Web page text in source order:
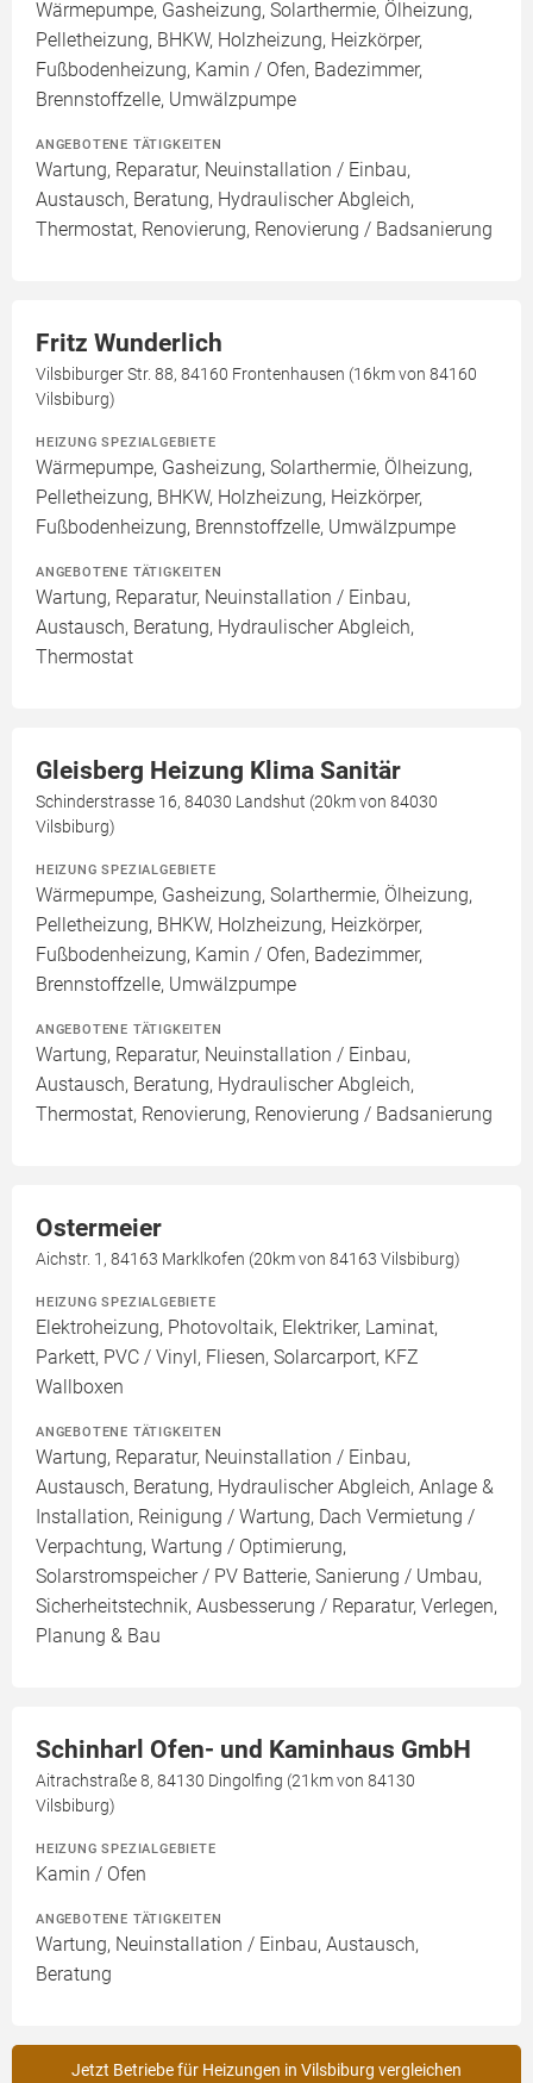
Wärmepumpe, Gasheizung, Solarthermie, Ölheizung,
Pelletheizung, BHKW, Holzheizung, Heizkörper,
Fußbodenheizung, Kamin / Ofen, Badezimmer,
Brennstoffzelle, Umwälzpumpe
ANGEBOTENE TÄTIGKEITEN
Wartung, Reparatur, Neuinstallation / Einbau,
Austausch, Beratung, Hydraulischer Abgleich,
Thermostat, Renovierung, Renovierung / Badsanierung
Fritz Wunderlich
Vilsbiburger Str. 88, 84160 Frontenhausen (16km von 84160
Vilsbiburg)
HEIZUNG SPEZIALGEBIETE
Wärmepumpe, Gasheizung, Solarthermie, Ölheizung,
Pelletheizung, BHKW, Holzheizung, Heizkörper,
Fußbodenheizung, Brennstoffzelle, Umwälzpumpe
ANGEBOTENE TÄTIGKEITEN
Wartung, Reparatur, Neuinstallation / Einbau,
Austausch, Beratung, Hydraulischer Abgleich,
Thermostat
Gleisberg Heizung Klima Sanitär
Schinderstrasse 16, 84030 Landshut (20km von 84030
Vilsbiburg)
HEIZUNG SPEZIALGEBIETE
Wärmepumpe, Gasheizung, Solarthermie, Ölheizung,
Pelletheizung, BHKW, Holzheizung, Heizkörper,
Fußbodenheizung, Kamin / Ofen, Badezimmer,
Brennstoffzelle, Umwälzpumpe
ANGEBOTENE TÄTIGKEITEN
Wartung, Reparatur, Neuinstallation / Einbau,
Austausch, Beratung, Hydraulischer Abgleich,
Thermostat, Renovierung, Renovierung / Badsanierung
Ostermeier
Aichstr. 1, 84163 Marklkofen (20km von 84163 Vilsbiburg)
HEIZUNG SPEZIALGEBIETE
Elektroheizung, Photovoltaik, Elektriker, Laminat,
Parkett, PVC / Vinyl, Fliesen, Solarcarport, KFZ
Wallboxen
ANGEBOTENE TÄTIGKEITEN
Wartung, Reparatur, Neuinstallation / Einbau,
Austausch, Beratung, Hydraulischer Abgleich, Anlage &
Installation, Reinigung / Wartung, Dach Vermietung /
Verpachtung, Wartung / Optimierung,
Solarstromspeicher / PV Batterie, Sanierung / Umbau,
Sicherheitstechnik, Ausbesserung / Reparatur, Verlegen,
Planung & Bau
Schinharl Ofen- und Kaminhaus GmbH
Aitrachstraße 8, 84130 Dingolfing (21km von 84130
Vilsbiburg)
HEIZUNG SPEZIALGEBIETE
Kamin / Ofen
ANGEBOTENE TÄTIGKEITEN
Wartung, Neuinstallation / Einbau, Austausch,
Beratung
Jetzt Betriebe für Heizungen in Vilsbiburg vergleichen